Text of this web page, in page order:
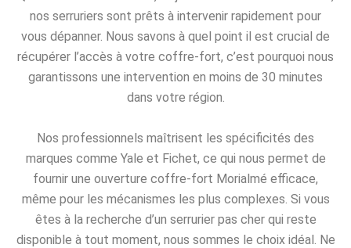
nos serruriers sont prêts à intervenir rapidement pour
vous dépanner. Nous savons à quel point il est crucial de
récupérer l’accès à votre coffre-fort, c’est pourquoi nous
garantissons une intervention en moins de 30 minutes
dans votre région.
Nos professionnels maîtrisent les spécificités des
marques comme Yale et Fichet, ce qui nous permet de
fournir une ouverture coffre-fort Morialmé efficace,
même pour les mécanismes les plus complexes. Si vous
êtes à la recherche d’un serrurier pas cher qui reste
disponible à tout moment, nous sommes le choix idéal. Ne